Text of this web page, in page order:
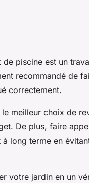
de piscine est un
recommandé de
correctement.
meilleur choix de
De plus, faire
long terme en
votre jardin en un